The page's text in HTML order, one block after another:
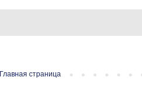
Главная страница